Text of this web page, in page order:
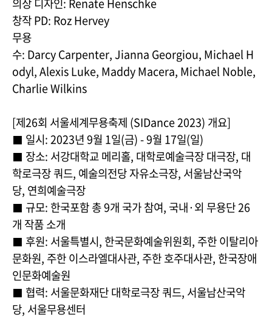
의상 디자인: Renate Henschke
창작 PD: Roz Hervey
무용
수: Darcy Carpenter, Jianna Georgiou, Michael H
odyl, Alexis Luke, Maddy Macera, Michael Noble,
Charlie Wilkins
[제26회 서울세계무용축제 (SIDance 2023) 개요]
⬛ 일시: 2023년 9월 1일(금) - 9월 17일(일)
⬛ 장소: 서강대학교 메리홀, 대학로예술극장 대극장, 대
학로극장 쿼드, 예술의전당 자유소극장, 서울남산국악
당, 연희예술극장
⬛ 규모: 한국포함 총 9개 국가 참여, 국내·외 무용단 26
개 작품 소개
⬛ 후원: 서울특별시, 한국문화예술위원회, 주한 이탈리아
문화원, 주한 이스라엘대사관, 주한 호주대사관, 한국장애
인문화예술원
⬛ 협력: 서울문화재단 대학로극장 쿼드, 서울남산국악
당, 서울무용센터